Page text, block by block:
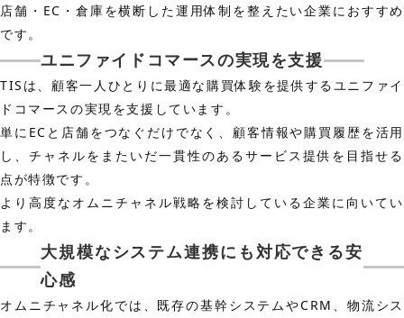
店舗・EC・倉庫を横断した運用体制を整えたい企業におすすめ
です。
ユニファイドコマースの実現を支援
TISは、顧客一人ひとりに最適な購買体験を提供するユニファイ
ドコマースの実現を支援しています。
単にECと店舗をつなぐだけでなく、顧客情報や購買履歴を活用
し、チャネルをまたいだ一貫性のあるサービス提供を目指せる
点が特徴です。
より高度なオムニチャネル戦略を検討している企業に向いてい
ます。
大規模なシステム連携にも対応できる安
心感
オムニチャネル化では、既存の基幹システムやCRM、物流シス